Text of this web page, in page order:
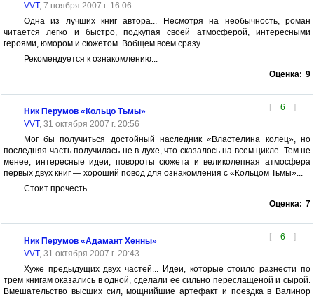
VVT, 7 ноября 2007 г. 16:06
Одна из лучших книг автора... Несмотря на необычность, роман
читается легко и быстро, подкупая своей атмосферой, интересными
героями, юмором и сюжетом. Вобщем всем сразу...
Рекомендуется к ознакомлению...
Оценка: 9
[ 6 ]
Ник Перумов «Кольцо Тьмы»
VVT, 31 октября 2007 г. 20:56
Мог бы получиться достойный наследник «Властелина колец», но
последняя часть получилась не в духе, что сказалось на всем цикле. Тем не
менее, интересные идеи, повороты сюжета и великолепная атмосфера
первых двух книг — хороший повод для ознакомления с «Кольцом Тьмы»...
Стоит прочесть...
Оценка: 7
[ 6 ]
Ник Перумов «Адамант Хенны»
VVT, 31 октября 2007 г. 20:43
Хуже предыдущих двух частей... Идеи, которые стоило разнести по
трем книгам оказались в одной, сделали ее сильно переслащеной и сырой.
Вмешательство высших сил, мощнийшие артефакт и поездка в Валинор